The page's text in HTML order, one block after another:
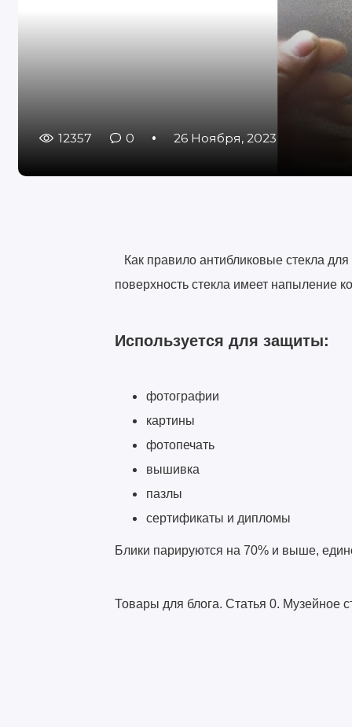
12357 0 26 Ноября, 2023
Как правило антибликовые стекла
поверхность стекла имеет напыление
Используется для защиты:
фотографии
картины
фотопечать
вышивка
пазлы
сертификаты и дипломы
Блики парируются на 70% и выше,
Товары для блога. Статья 0. Музейное